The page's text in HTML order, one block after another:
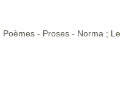
- Proses - Norma ; Le